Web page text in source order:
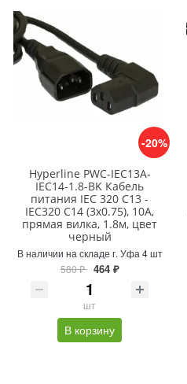
-20%
Hyperline PWC-IEC13A-
IEC14-1.8-BK Кабель
питания IEC 320 C13 -
IEC320 C14 (3x0.75), 10A,
прямая вилка, 1.8м, цвет
черный
В наличии на складе г. Уфа 4 шт
580 ₽ 464 ₽
шт
В корзину